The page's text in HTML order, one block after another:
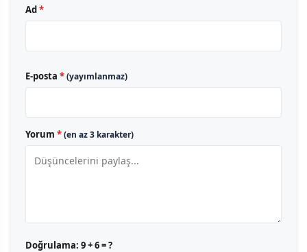
Ad*
E-posta *(yayımlanmaz)
Yorum *(en az 3 karakter)
Doğrulama: 9 + 6 = ?